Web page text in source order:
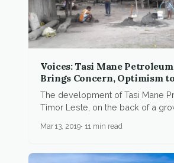
Voices: Tasi Mane
Brings Concern, Optimism
Leste’s Southern Coast
The development of Tasi Mane
Timor Leste, on the back of a
Mar 13, 2019 11 min read